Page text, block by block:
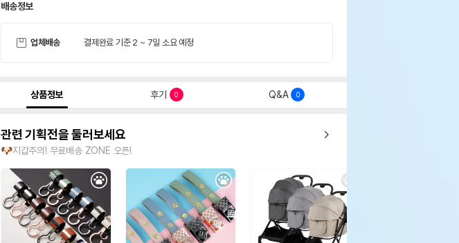
배송정보
업체배송 결제완료 기준 2 ~ 7일 소요 예정
상품정보 후기 0 Q&A 0
관련 기획전을 둘러보세요
🐶지갑주의! 무료배송 ZONE 오픈!